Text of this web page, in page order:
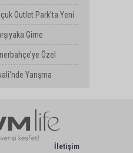
Outlet Park’ta Yeni
Girne
Özel
Yarışma
İletişim